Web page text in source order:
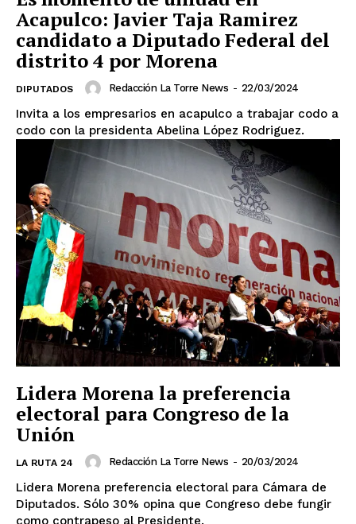
SUSCRIBIRSE
Estados
Aguascalientes Baja California
Baja California Sur Campeche
Chiapas
Chihuahua
Ciudad de México Coahuila
Guanajuato
Guerrero Hidalgo
Jalisco
Michoacán
Zacatecas Yucatán Veracruz
Tlaxcala Tamaulipas Tabasco
Sinaloa
Querétaro Puebla Oaxaca
Nuevo León
Nayarit
Morelos
Acapulco: Javier Taja Ramirez
candidato a Diputado Federal del
distrito 4 por Morena
DIPUTADOS Redacción La Torre News - 22/03/2024
Invita a los empresarios en acapulco a trabajar codo a
codo con la presidenta Abelina López Rodriguez.
Lidera Morena la preferencia
electoral para Congreso de la
Unión
LA RUTA 24 Redacción La Torre News - 20/03/2024
Lidera Morena preferencia electoral para Cámara de
Diputados. Sólo 30% opina que Congreso debe fungir
como contrapeso al Presidente.